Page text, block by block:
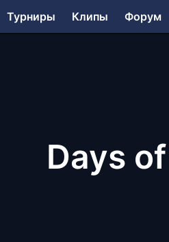
Турниры Клипы Форум
Days